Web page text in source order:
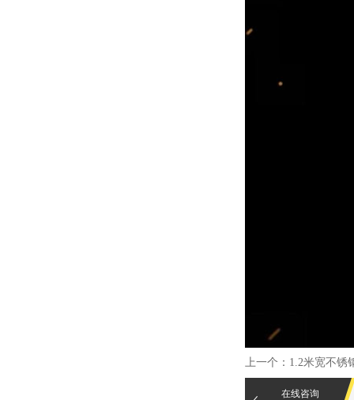
上一个： 1.2米宽不锈
在线咨询